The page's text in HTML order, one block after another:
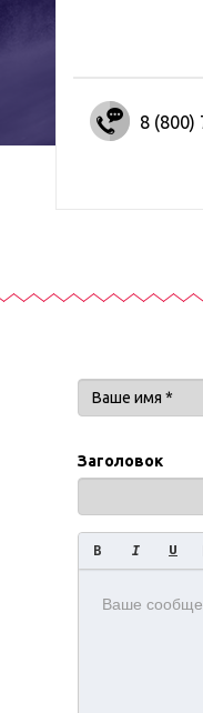
8 (800)
Заголовок